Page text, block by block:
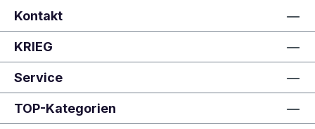
Kontakt
KRIEG
Service
TOP-Kategorien